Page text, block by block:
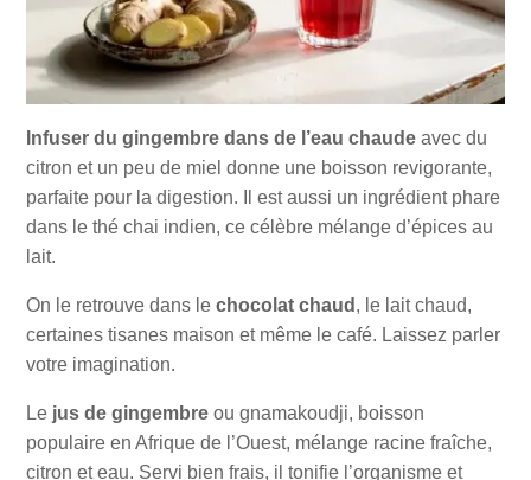
Infuser du gingembre dans de l’eau chaudeavec du
citron et un peu de miel donne une boisson revigorante,
parfaite pour la digestion. Il est aussi un ingrédient phare
dans le thé chai indien, ce célèbre mélange d’épices au
lait.
On le retrouve dans le chocolat chaud , le lait chaud,
certaines tisanes maison et même le café. Laissez parler
votre imagination.
Le jus de gingembreou gnamakoudji, boisson
populaire en Afrique de l’Ouest, mélange racine fraîche,
citron et eau. Servi bien frais, il tonifie l’organisme et